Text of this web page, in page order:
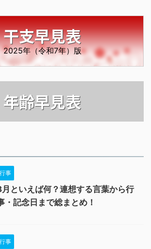
干支早見表
2025年（令和7年）版
年齢早見表
行事
といえば何？連想する言葉から行
・記念日まで総まとめ！
行事